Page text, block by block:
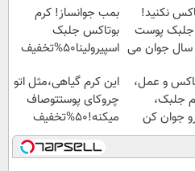
نکنید!
جلبک پوست
شمارا ۱۰ سال جوان می
بمب جوانساز! کرم
بوتاکس جلبک
اسپیرولینا50%تخفیف
و عمل،
جلبک،
جوان کن
این کرم گیاهی،مثل اتو
چروکای پوستتوصاف
میکنه!50%تخفیف